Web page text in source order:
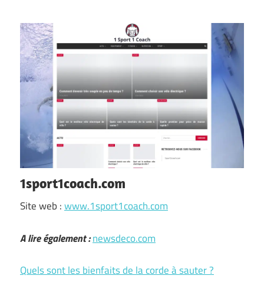
1sport1coach.com
Site web :www.1sport1coach.com
A lire également :newsdeco.com
Quels sont les bienfaits de la corde à sauter ?